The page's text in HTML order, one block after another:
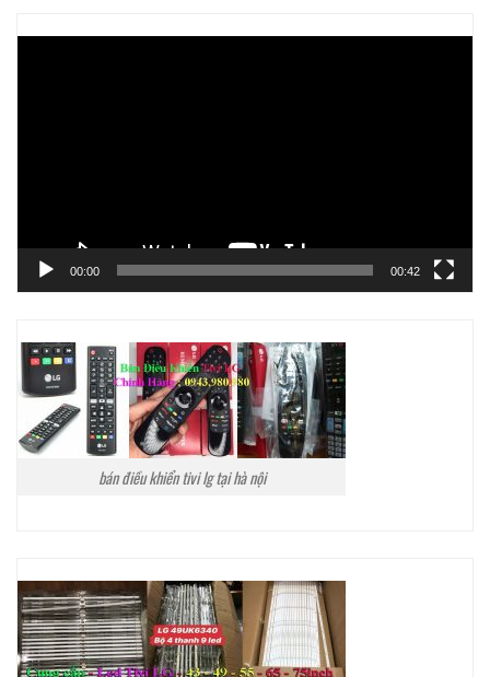
00:00 00:42
bán điều khiển tivi lg tại hà nội